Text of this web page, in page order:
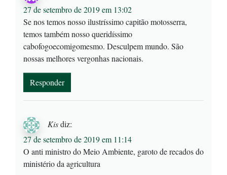
27 de setembro de 2019 em 13:02
Se nos temos nosso ilustríssimo capitão motosserra,
temos também nosso queridíssimo
cabofogoecomigomesmo. Desculpem mundo. São
nossas melhores vergonhas nacionais.
Responder
Kisdiz:
27 de setembro de 2019 em 11:14
O anti ministro do Meio Ambiente, garoto de recados do
ministério da agricultura